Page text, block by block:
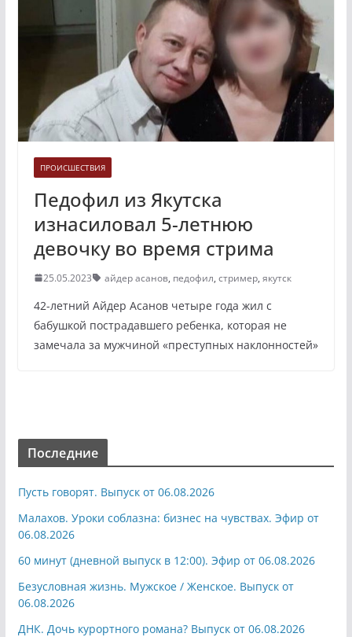
ПРОИСШЕСТВИЯ
Педофил из Якутска
изнасиловал 5-летнюю
девочку во время стрима
25.05.2023 айдер асанов, педофил, стример, якутск
42-летний Айдер Асанов четыре года жил с
бабушкой пострадавшего ребенка, которая не
замечала за мужчиной «преступных наклонностей»
Последние
Пусть говорят. Выпуск от 06.08.2026
Малахов. Уроки соблазна: бизнес на чувствах. Эфир от
06.08.2026
60 минут (дневной выпуск в 12:00). Эфир от 06.08.2026
Безусловная жизнь. Мужское / Женское. Выпуск от
06.08.2026
ДНК. Дочь курортного романа? Выпуск от 06.08.2026